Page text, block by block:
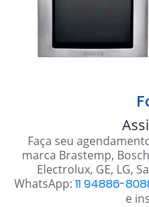
Faça seu
marca Brastemp,
Electrolux, GE, LG,
WhatsApp: 11 94886-
e